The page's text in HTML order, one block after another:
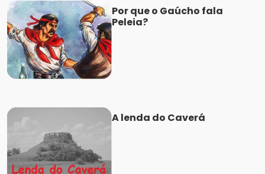
Por que o Gaúcho fala
Peleia?
A lenda do Caverá